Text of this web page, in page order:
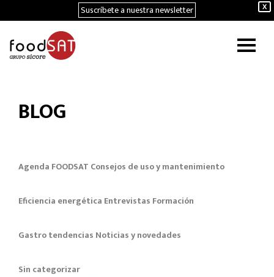
X
Suscríbete a nuestra newsletter
BLOG
Agenda FOODSAT Consejos de uso y mantenimiento
Eficiencia energética Entrevistas Formación
Gastro tendencias Noticias y novedades
Sin categorizar